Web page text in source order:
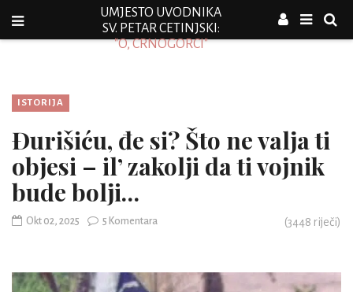
UMJESTO UVODNIKA
SV. PETAR CETINJSKI:
"O, CRNOGORCI"
ISTORIJA
Đurišiću, đe si? Što ne valja ti
objesi – il’ zakolji da ti vojnik
bude bolji…
Okt 02, 2025 5 Komentara (3448 riječi)